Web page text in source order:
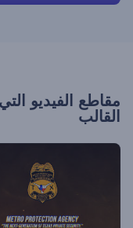
مقاطع الفيديو
القالب